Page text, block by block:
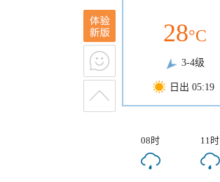
28°C
3-4级
日出 05:19
08时 11时